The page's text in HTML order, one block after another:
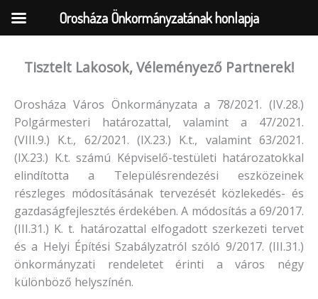
content
Tisztelt Lakosok, Véleményező Partnerek!
Orosháza Város Önkormányzata a 78/2021. (IV.28.)
Polgármesteri határozattal, valamint a 47/2021.
(VIII.9.) K.t., 62/2021. (IX.23.) K.t., valamint 63/2021.
(IX.23.) K.t. számú Képviselő-testületi határozatokkal
elindította a Településrendezési eszközeinek
részleges módosításának tervezését közlekedés- és
gazdaságfejlesztés érdekében. A módosítás a 69/2017.
(III.31.) K. t. határozattal elfogadott szerkezeti tervet
és a Helyi Építési Szabályzatról szóló 9/2017. (III.31.)
önkormányzati rendeletet érinti a város négy
különböző helyszínén.
Orosháza Önkormányzatának honlapja